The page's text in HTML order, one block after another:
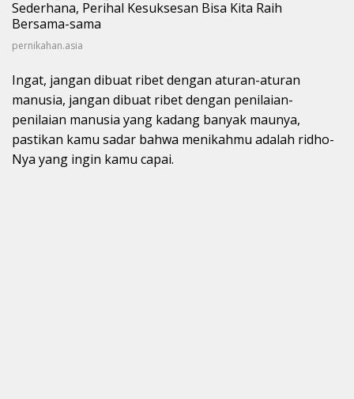
pernikahan.asia
Ingat, jangan dibuat ribet dengan aturan-aturan
manusia, jangan dibuat ribet dengan penilaian-
penilaian manusia yang kadang banyak maunya,
pastikan kamu sadar bahwa menikahmu adalah ridho-
Nya yang ingin kamu capai.